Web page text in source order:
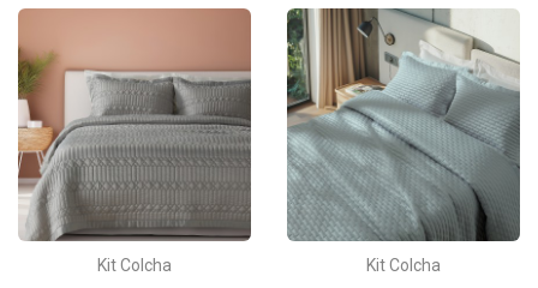
Kit Colcha Kit Colcha